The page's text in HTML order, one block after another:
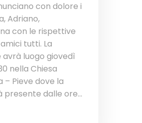
con dolore i
Adriano,
con le rispettive
tutti. La
luogo giovedì
nella Chiesa
– Pieve dove la
presente dalle ore...